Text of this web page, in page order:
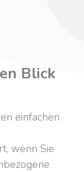
Blick
einfachen
wenn Sie